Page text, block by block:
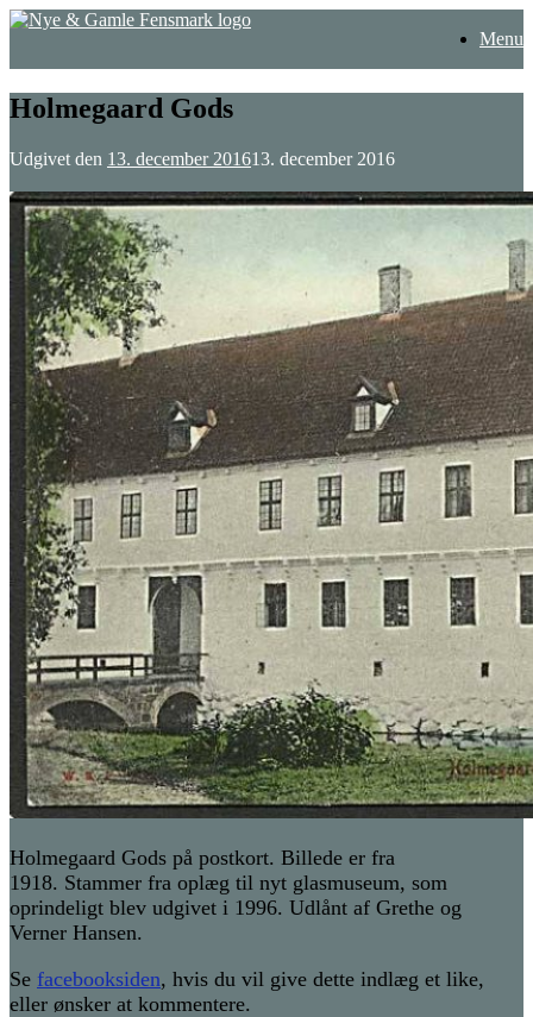
Gå
Menu
Holmegaard Gods
Udgivet den 13. december 201613. december 2016
Holmegaard Gods på postkort. Billede er fra
1918. Stammer fra oplæg til nyt glasmuseum, som
oprindeligt blev udgivet i 1996. Udlånt af Grethe og
Verner Hansen.
Se facebooksiden, hvis du vil give dette indlæg et like,
eller ønsker at kommentere.